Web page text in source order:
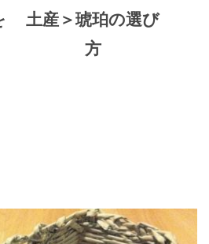
土産＞琥珀の選び
方